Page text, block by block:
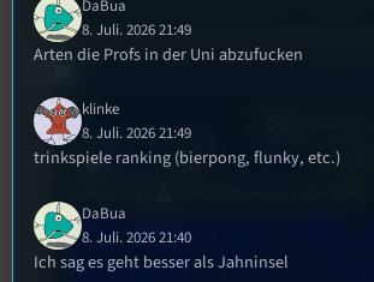
mic UR-Watchlist [S1/E85]
Allgemein
UR-Watchlist Staffel
UR-Watchlist #85:
Muppets bis zu
DaBua
8. Juli. 2026 21:49
Arten die Profs in der Uni abzufucken
klinke
8. Juli. 2026 21:49
trinkspiele ranking (bierpong, flunky, etc.)
DaBua
8. Juli. 2026 21:40
Ich sag es geht besser als Jahninsel